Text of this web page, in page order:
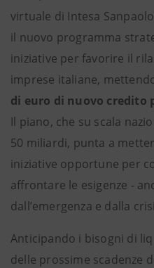
virtuale di Intesa
il nuovo programma
iniziative per favorire il
imprese italiane,
di euro di nuovo credito
Il piano, che su scala
50 miliardi, punta a
iniziative opportune per
affrontare le esigenze -
dall’emergenza e dalla
Anticipando i bisogni di
delle prossime scadenze